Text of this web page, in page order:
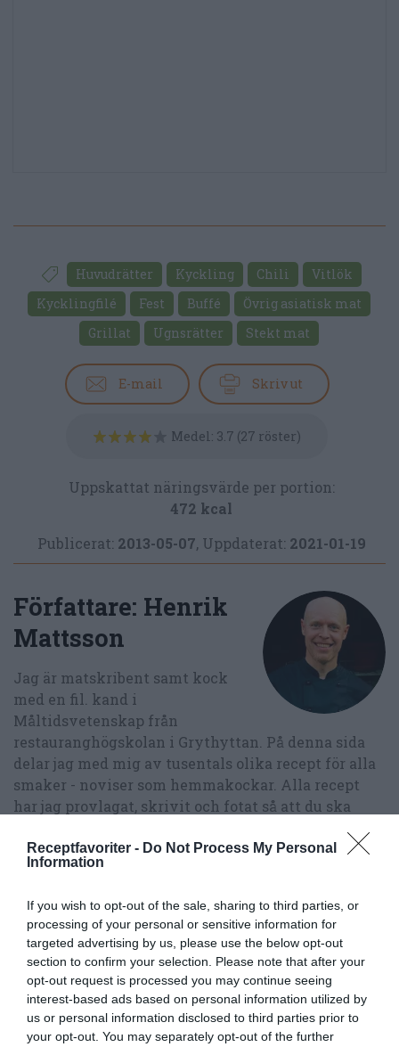
Receptfavoriter - Do Not Process My Personal
Information
If you wish to opt-out of the sale, sharing to third parties, or
processing of your personal or sensitive information for
targeted advertising by us, please use the below opt-out
section to confirm your selection. Please note that after your
opt-out request is processed you may continue seeing
interest-based ads based on personal information utilized by
us or personal information disclosed to third parties prior to
your opt-out. You may separately opt-out of the further
Huvudrätter Kyckling Chili
Vitlök
Kycklingfilé
Fest Buffé
Övrig asiatisk mat
Grillat
Ugnsrätter Stekt mat
E-mail Skriv ut
Medel: 3.7 (27 röster)
Uppskattat näringsvärde per portion:
472 kcal
Publicerat: 2013-05-07, Uppdaterat: 2021-01-19
Författare: Henrik
Mattsson
Jag är matskribent samt kock
med en fil. kand i
Måltidsvetenskap från
restauranghögskolan i Grythyttan. På denna sida
delar jag med mig av tusentals olika recept för alla
smaker - noviser som hemmakockar. Alla recept
har jag provlagat, skrivit och fotat så att du ska
om mig.
Tillbehör och liknande:
RECEPT